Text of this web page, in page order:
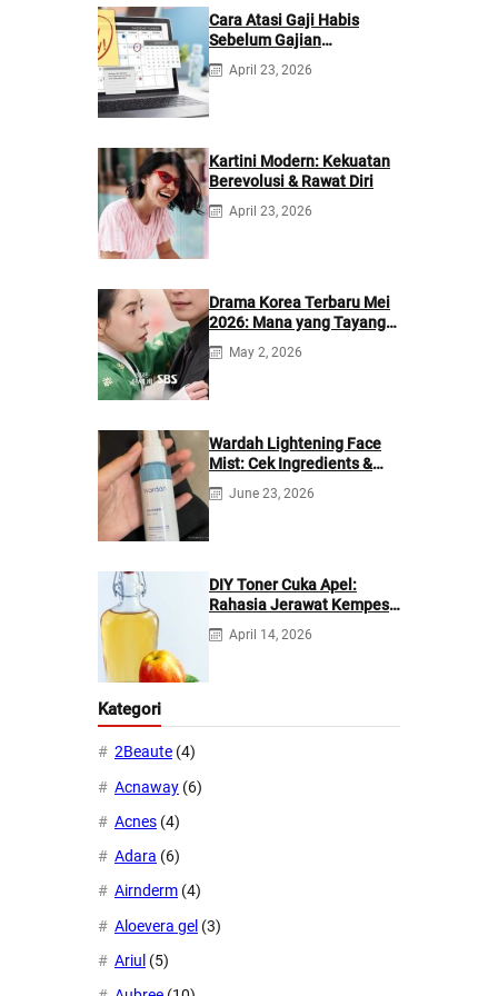
Cara Atasi Gaji Habis
Sebelum Gajian
Berikutnya
April 23, 2026
Kartini Modern: Kekuatan
Berevolusi & Rawat Diri
April 23, 2026
Drama Korea Terbaru Mei
2026: Mana yang Tayang
di Netflix?
May 2, 2026
Wardah Lightening Face
Mist: Cek Ingredients &
Manfaatnya
June 23, 2026
DIY Toner Cuka Apel:
Rahasia Jerawat Kempes
dalam 2 Hari!
April 14, 2026
Kategori
2Beaute (4)
Acnaway (6)
Acnes (4)
Adara (6)
Airnderm (4)
Aloevera gel (3)
Ariul (5)